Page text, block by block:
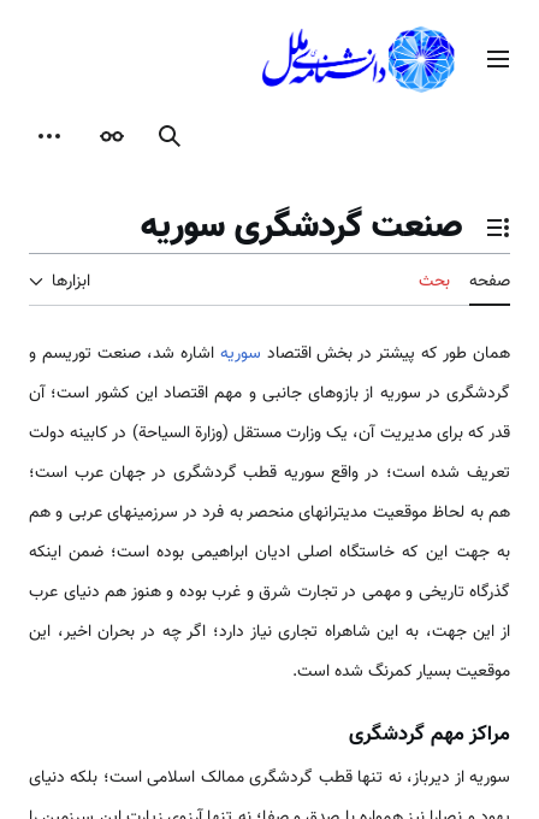
محتوامنوی اصلی
جستجوظاهر
تغییر وضعیت فهرست محتویات
صنعت گردشگری سوریه
صفحه بحث ابزارها
همان طور که پیش­تر در بخش اقتصاد سوریه اشاره شد، صنعت توریسم و
گردشگری در سوریه از بازوهای جانبی و مهم اقتصاد این کشور است؛ آن
قدر که برای مدیریت آن، یک وزارت مستقل (وزارة السیاحة) در کابینه دولت
تعریف شده است؛ در واقع سوریه قطب گردشگری در جهان عرب است؛
هم به لحاظ موقعیت مدیترانه­ای منحصر به فرد در سرزمینهای عربی و هم
به جهت این که خاستگاه اصلی ادیان ابراهیمی بوده است؛ ضمن اینکه
گذرگاه تاریخی و مهمی در تجارت شرق و غرب بوده و هنوز هم دنیای عرب
از این جهت، به این شاهراه تجاری نیاز دارد؛ اگر چه در بحران اخیر، این
موقعیت بسیار کم­رنگ شده است.
مراکز مهم گردشگری
سوریه از دیرباز، نه تنها قطب گردشگری ممالک اسلامی است؛ بلکه دنیای